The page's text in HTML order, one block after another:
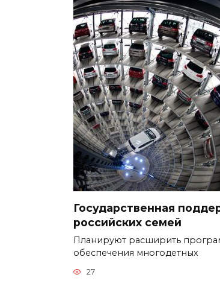
Государственная
российских семей
Планируют расширить
обеспечения многодетных
27